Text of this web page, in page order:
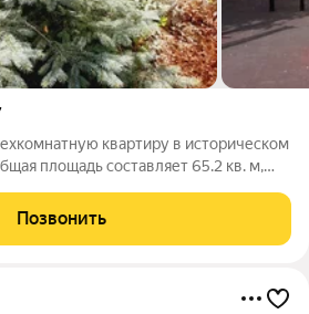
квартиру в историческом
площадь составляет 65.2 кв. м,
дома, сталинка. Закрытый двор с
Позвонить